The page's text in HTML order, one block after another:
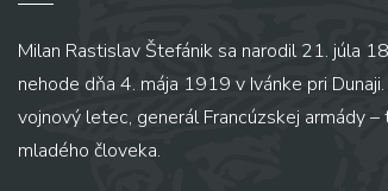
Milan Rastislav Štefánik sa narodil 21. júla
nehode dňa 4. mája 1919 v Ivánke pri
vojnový letec, generál Francúzskej armády
mladého človeka.